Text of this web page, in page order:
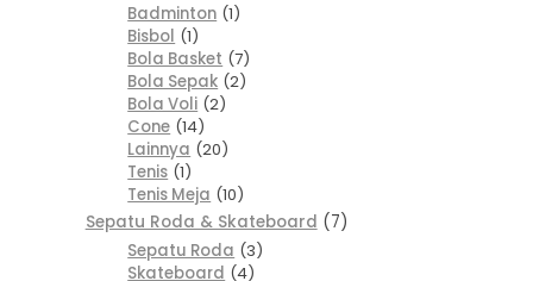
Badminton 1
Bisbol 1
Bola Basket 7
Bola Sepak 2
Bola Voli 2
Cone 14
Lainnya 20
Tenis 1
Tenis Meja 10
Sepatu Roda & Skateboard
7
Sepatu Roda 3
Skateboard 4